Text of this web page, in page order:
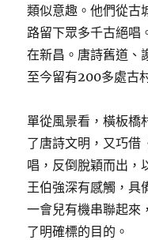
類似意趣。他們從古
路留下眾多千古絕唱
在新昌。唐詩舊道、
至今留有200多處古
單從風景看，橫板橋
了唐詩文明，又巧借
唱，反倒脫穎而出，
王伯強深有感觸，具
一會兒有機串聯起來
了明確標的目的。